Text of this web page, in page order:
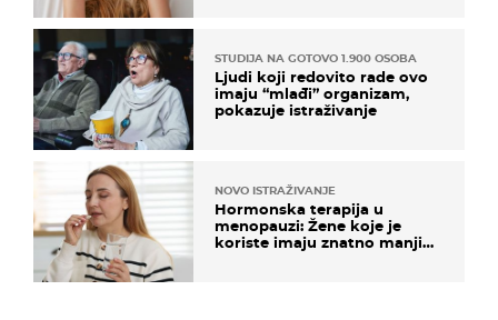
STUDIJA NA GOTOVO 1.900 OSOBA
Ljudi koji redovito rade ovo
imaju “mlađi” organizam,
pokazuje istraživanje
NOVO ISTRAŽIVANJE
Hormonska terapija u
menopauzi: Žene koje je
koriste imaju znatno manji